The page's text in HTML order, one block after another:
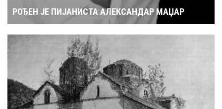
РОЂЕН ЈЕ ПИЈАНИСТА АЛЕКСАНДАР МАЏАР